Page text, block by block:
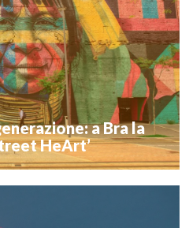
all’ordinanza contingibile e
Piemonte e Ministero della
in programma a Bra da oggi –
29 febbraio sono sospesi. Si
Novità
a Bra la
HeArt’